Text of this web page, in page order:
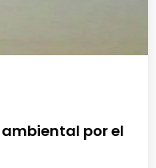
por el